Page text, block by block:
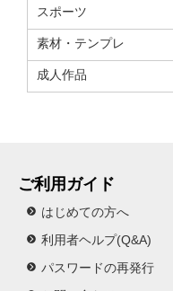
スポーツ
素材・テンプレ
成人作品
ご利用ガイド
はじめての方へ
利用者ヘルプ(Q&A)
パスワードの再発行